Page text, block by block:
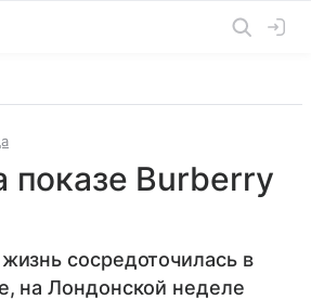
показе Burberry
сосредоточилась в
на Лондонской неделе